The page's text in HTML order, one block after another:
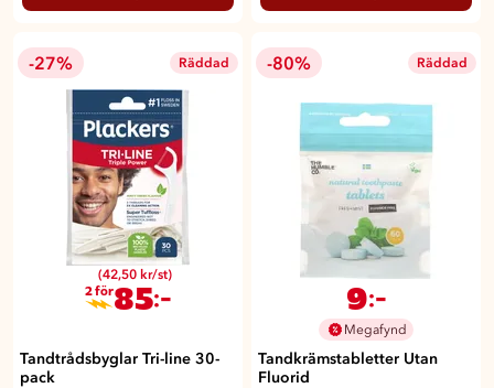
-27% Räddad
(42,50 kr/st)
2 för85:-
Tandtrådsbyglar Tri-line 30-
pack
-80% Räddad
9:-
Megafynd
Tandkrämstabletter Utan
Fluorid